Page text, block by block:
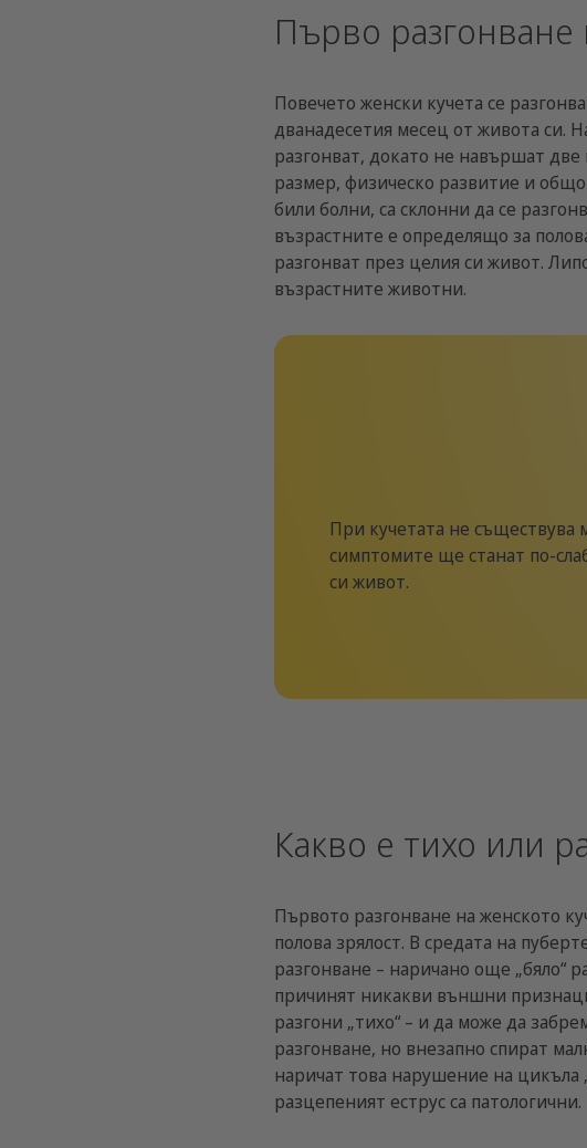
Първо разгонване
Повечето женски кучета се
дванадесетия месец от живота си.
разгонват, докато не навършат две
размер, физическо развитие и
били болни, са склонни да се
възрастните е определящо за
разгонват през целия си живот.
възрастните животни.
При кучетата не съществува
симптомите ще станат по-
си живот.
Какво е тихо или
Първото разгонване на женското
полова зрялост. В средата на
разгонване – наричано още „бяло“
причинят никакви външни
разгони „тихо“ – и да може да
разгонване, но внезапно спират
наричат това нарушение на цикъла
разцепеният еструс са патологични.